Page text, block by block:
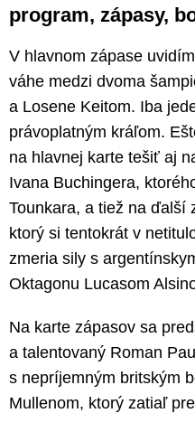
program, zápasy,
V hlavnom zápase
váhe medzi dvoma
a Losene Keitom. Iba
právoplatným kráľom.
na hlavnej karte tešiť aj
Ivana Buchingera,
Tounkara, a tiež na ďalší
ktorý si tentokrát v
zmeria sily s
Oktagonu Lucasom
Na karte zápasov sa
a talentovaný Roman
s nepríjemným britským
Mullenom, ktorý zatiaľ